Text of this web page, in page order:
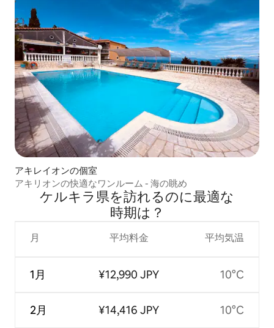
アキレイオンの個室
アキリオンの快適なワンルーム - 海の眺め
ケルキラ県を訪⁠れ⁠るの⁠に最⁠適⁠な
時⁠期⁠は⁠？
月
1月
2月
平均料金
¥12,990 JPY
¥14,416 JPY
平均気温
10°C
10°C